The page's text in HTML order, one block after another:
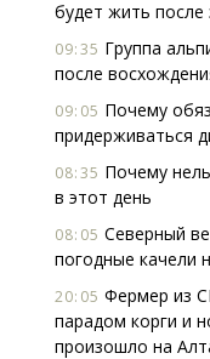
будет жить
09:35 Группа
после
09:05 Почему
придерживаться
08:35 Почему
в этот день
08:05 Северный
погодные качели
20:05 Фермер из
парадом корги и
произошло на